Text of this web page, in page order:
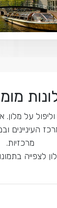
על מלון.
העיניינים
מרכזיות.
לצפייה